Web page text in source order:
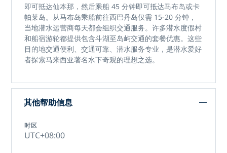
即可抵达仙本那，然后乘船 45 分钟即可抵达马布岛或卡
帕莱岛。从马布岛乘船前往西巴丹岛仅需 15-20 分钟，
当地潜水运营商每天都会组织交通服务。许多潜水度假村
和船宿游轮都提供包含斗湖至岛屿交通的套餐优惠。这些
目的地交通便利、交通可靠、潜水服务专业，是潜水爱好
者探索马来西亚著名水下奇观的理想之选。
其他帮助信息
时区
UTC+08:00